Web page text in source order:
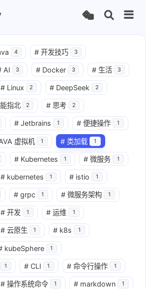
Nas私有云
ChatGPT-Next
LobeHub 智能AI聚合站
4 # 开发技巧 3
AI 3 # Docker 3 # 生活 3
# Linux 2 # DeepSeek 2
指北 2 # 思考 2
# Jetbrains 1 # 便捷操作 1
虚拟机 1 # 类加载 1
# Kubernetes 1 # 微服务 1
# kubernetes 1 # istio 1
# grpc 1 # 微服务架构 1
# 开发 1 # 运维 1
# 云原生 1 # k8s 1
kubeSphere 1
1 # CLI 1 # 命令行操作 1
# 操作系统命令 1 # markdown 1